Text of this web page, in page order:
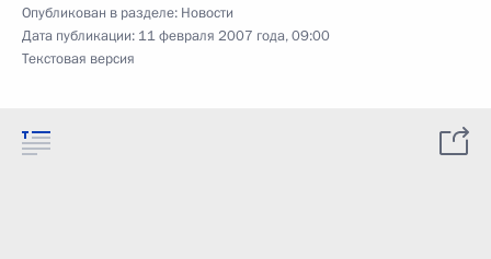
Опубликован в разделе: Новости
Дата публикации: 11 февраля 2007 года, 09:00
Текстовая версия